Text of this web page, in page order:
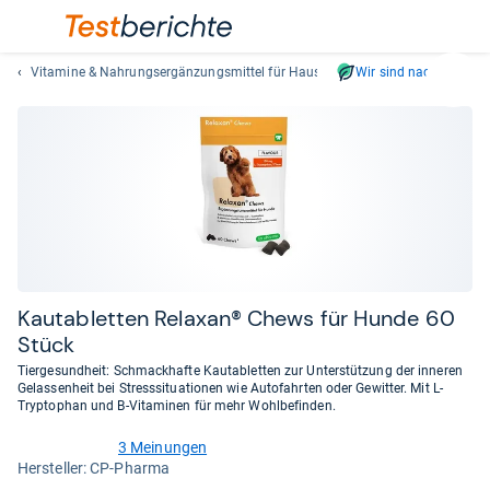
sich
Vitamine & Nahrungsergänzungsmittel für Haustiere Wir sind nachhaltig
Kau­ta­blet­ten Rela­xan® Chews für Hunde 60
Stück
Tiergesundheit: Schmackhafte Kautabletten zur Unterstützung der inneren
Gelassenheit bei Stresssituationen wie Autofahrten oder Gewitter. Mit L-
Tryptophan und B-Vitaminen für mehr Wohlbefinden.
von
3 Meinungen
Her­stel­ler: CP-Pharma